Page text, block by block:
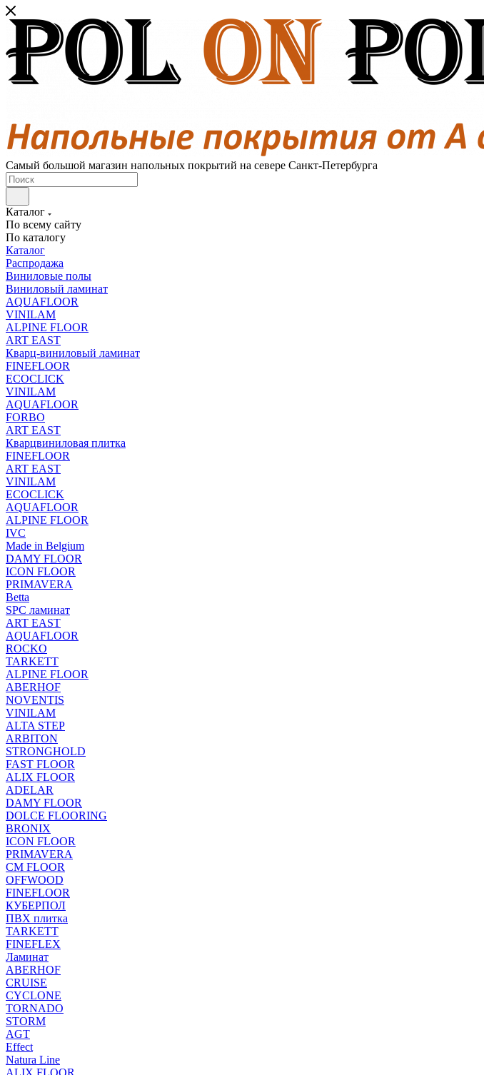
Самый большой магазин напольных покрытий на севере Санкт-Петербурга
Каталог
По всему сайту
По каталогу
Каталог
Распродажа
Виниловые полы
Виниловый ламинат
AQUAFLOOR
VINILAM
ALPINE FLOOR
ART EAST
Кварц-виниловый ламинат
FINEFLOOR
ECOCLICK
VINILAM
AQUAFLOOR
FORBO
ART EAST
Кварцвиниловая плитка
FINEFLOOR
ART EAST
VINILAM
ECOCLICK
AQUAFLOOR
ALPINE FLOOR
IVC
Made in Belgium
DAMY FLOOR
ICON FLOOR
PRIMAVERA
Betta
SPC ламинат
ART EAST
AQUAFLOOR
ROCKO
TARKETT
ALPINE FLOOR
ABERHOF
NOVENTIS
VINILAM
ALTA STEP
ARBITON
STRONGHOLD
FAST FLOOR
ALIX FLOOR
ADELAR
DAMY FLOOR
DOLCE FLOORING
BRONIX
ICON FLOOR
PRIMAVERA
CM FLOOR
OFFWOOD
FINEFLOOR
КУБЕРПОЛ
ПВХ плитка
TARKETT
FINEFLEX
Ламинат
ABERHOF
CRUISE
CYCLONE
TORNADO
STORM
AGT
Effect
Natura Line
ALIX FLOOR